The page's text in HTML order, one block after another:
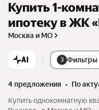
Купить 1-
ипотеку в ЖК
Москва и МО
AI 3 Фильтры
4 предложения •
по
Купить однокомнатную